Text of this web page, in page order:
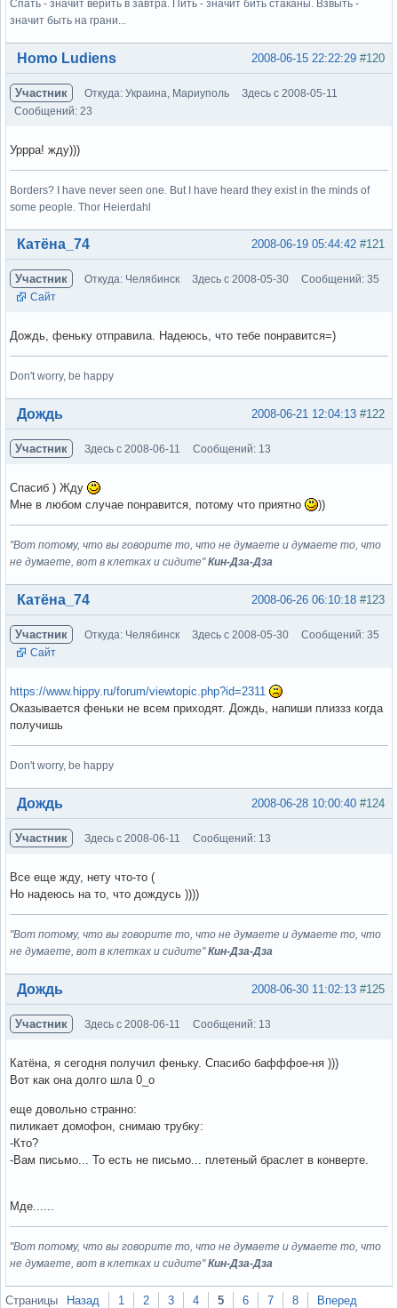
Спать - значит верить в завтра. Пить - значит бить стаканы. Взвыть -
значит быть на грани...
Вне форума #120
2008-06-15 22:22:29
Homo Ludiens
Участник Откуда: Украина, Мариуполь
Здесь с 2008-05-11
Сообщений: 23
Уррра! жду)))
Borders? I have never seen one. But I have heard they exist in the minds of
some people. Thor Heierdahl
Вне форума #121
2008-06-19 05:44:42
Катёна_74
Участник Откуда: Челябинск Здесь с 2008-05-30
Сообщений: 35
Сайт
Дождь, феньку отправила. Надеюсь, что тебе понравится=)
Don't worry, be happy
Вне форума #122
2008-06-21 12:04:13
Дождь
Участник Здесь с 2008-06-11 Сообщений: 13
Спасиб ) Жду
Мне в любом случае понравится, потому что приятно
))
"Вот потому, что вы говорите то, что не думаете и думаете то, что
не думаете, вот в клетках и сидите"Кин-Дза-Дза
Вне форума #123
2008-06-26 06:10:18
Катёна_74
Участник Откуда: Челябинск Здесь с 2008-05-30
Сообщений: 35
Сайт
https://www.hippy.ru/forum/viewtopic.php?id=2311
Оказывается феньки не всем приходят. Дождь, напиши плиззз когда
получишь
Don't worry, be happy
Вне форума #124
2008-06-28 10:00:40
Дождь
Участник Здесь с 2008-06-11 Сообщений: 13
Все еще жду, нету что-то (
Но надеюсь на то, что дождусь ))))
"Вот потому, что вы говорите то, что не думаете и думаете то, что
не думаете, вот в клетках и сидите"Кин-Дза-Дза
Вне форума #125
2008-06-30 11:02:13
Дождь
Участник Здесь с 2008-06-11 Сообщений: 13
Катёна, я сегодня получил феньку. Спасибо бафффое-ня )))
Вот как она долго шла 0_о
еще довольно странно:
пиликает домофон, снимаю трубку:
-Кто?
-Вам письмо... То есть не письмо... плетеный браслет в конверте.
Мде......
"Вот потому, что вы говорите то, что не думаете и думаете то, что
не думаете, вот в клетках и сидите"Кин-Дза-Дза
Вне форума
Страницы Назад 1 2 3 4 5 6 7 8 Вперед